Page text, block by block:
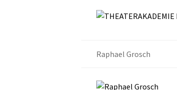
Raphael Grosch